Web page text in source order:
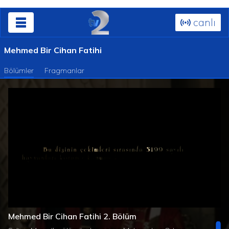
canlı
Mehmed Bir Cihan Fatihi
Bölümler Fragmanlar
Süre
Mehmed Bir Cihan Fatihi 2. Bölüm